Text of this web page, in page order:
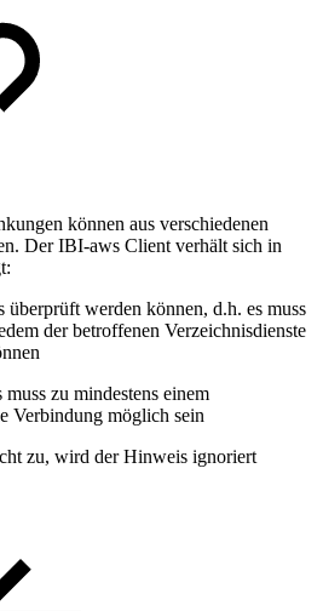
können aus verschiedenen
Der IBI-aws Client verhält sich in
überprüft werden können, d.h. es muss
derbetroffenen Verzeichnisdienste
muss zu mindestens einem
Verbindung möglich sein
zu, wird der Hinweis ignoriert